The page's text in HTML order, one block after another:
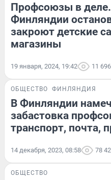
Профсоюзы в
Финляндии
закроют детские
магазины
19 января, 2024, 19:42 11 696
ОБЩЕСТВО ФИНЛЯНДИЯ
В Финляндии
забастовка
транспорт, почта,
14 декабря, 2023, 08:58 78
ОБЩЕСТВО